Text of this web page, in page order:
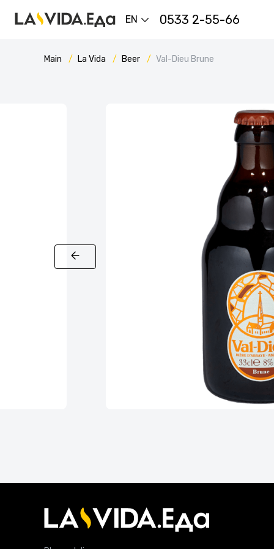
EN 0533 2-55-66
Main La Vida Beer Val-Dieu Brune